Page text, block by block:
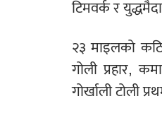
टिमवर्क र
२३ माइलको
गोली प्रहार,
गोर्खाली टोली